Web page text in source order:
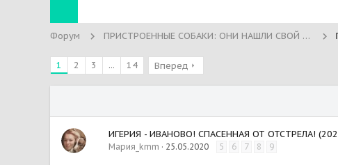
Форум ПРИСТРОЕННЫЕ СОБАКИ: ОНИ НАШЛИ СВОЙ ДОМ!
1 2 3 ... 14 Вперед
ИГЕРИЯ - ИВАНОВО! СПАСЕННАЯ ОТ ОТСТРЕЛА!
Мария_kmm 25.05.2020 5 6 7 8 9